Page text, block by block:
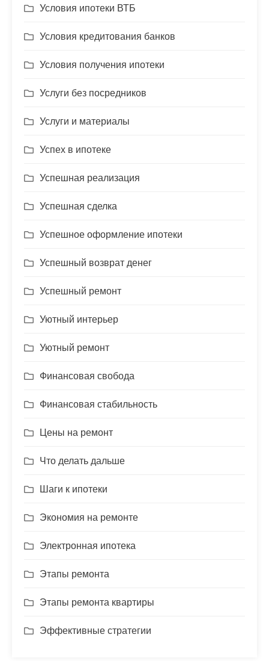
Условия ипотеки ВТБ
Условия кредитования банков
Условия получения ипотеки
Услуги без посредников
Услуги и материалы
Успех в ипотеке
Успешная реализация
Успешная сделка
Успешное оформление ипотеки
Успешный возврат денег
Успешный ремонт
Уютный интерьер
Уютный ремонт
Финансовая свобода
Финансовая стабильность
Цены на ремонт
Что делать дальше
Шаги к ипотеки
Экономия на ремонте
Электронная ипотека
Этапы ремонта
Этапы ремонта квартиры
Эффективные стратегии